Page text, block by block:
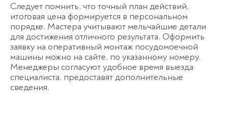
Следует помнить, что точный план действий,
итоговая цена формируется в персональном
порядке. Мастера учитывают мельчайшие детали
для достижения отличного результата. Оформить
заявку на оперативный монтаж посудомоечной
машины можно на сайте, по указанному номеру.
Менеджеры согласуют удобное время выезда
специалиста, предоставят дополнительные
сведения.